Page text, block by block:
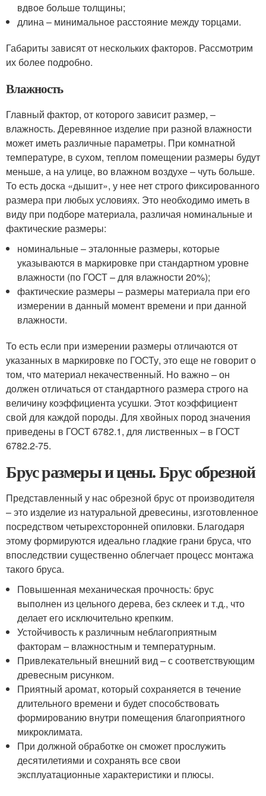
вдвое больше толщины;
длина – минимальное расстояние между торцами.
Габариты зависят от нескольких факторов. Рассмотрим
их более подробно.
Влажность
Главный фактор, от которого зависит размер, –
влажность. Деревянное изделие при разной влажности
может иметь различные параметры. При комнатной
температуре, в сухом, теплом помещении размеры будут
меньше, а на улице, во влажном воздухе – чуть больше.
То есть доска «дышит», у нее нет строго фиксированного
размера при любых условиях. Это необходимо иметь в
виду при подборе материала, различая номинальные и
фактические размеры:
номинальные – эталонные размеры, которые
указываются в маркировке при стандартном уровне
влажности (по ГОСТ – для влажности 20%);
фактические размеры – размеры материала при его
измерении в данный момент времени и при данной
влажности.
То есть если при измерении размеры отличаются от
указанных в маркировке по ГОСТу, это еще не говорит о
том, что материал некачественный. Но важно – он
должен отличаться от стандартного размера строго на
величину коэффициента усушки. Этот коэффициент
свой для каждой породы. Для хвойных пород значения
приведены в ГОСТ 6782.1, для лиственных – в ГОСТ
6782.2-75.
Брус размеры и цены. Брус обрезной
Представленный у нас обрезной брус от производителя
– это изделие из натуральной древесины, изготовленное
посредством четырехсторонней опиловки. Благодаря
этому формируются идеально гладкие грани бруса, что
впоследствии существенно облегчает процесс монтажа
такого бруса.
Повышенная механическая прочность: брус
выполнен из цельного дерева, без склеек и т.д., что
делает его исключительно крепким.
Устойчивость к различным неблагоприятным
факторам – влажностным и температурным.
Привлекательный внешний вид – с соответствующим
древесным рисунком.
Приятный аромат, который сохраняется в течение
длительного времени и будет способствовать
формированию внутри помещения благоприятного
микроклимата.
При должной обработке он сможет прослужить
десятилетиями и сохранять все свои
эксплуатационные характеристики и плюсы.